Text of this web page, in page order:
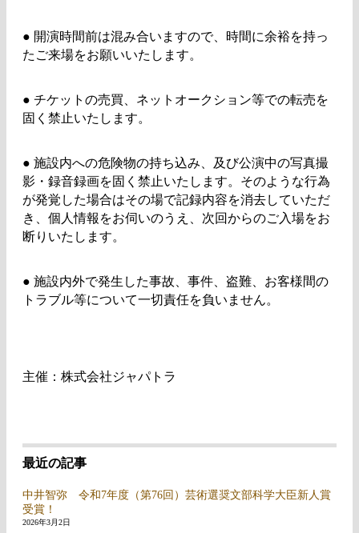
● 開演時間前は混み合いますので、時間に余裕を持っ
たご来場をお願いいたします。
● チケットの売買、ネットオークション等での転売を
固く禁止いたします。
● 施設内への危険物の持ち込み、及び公演中の写真撮
影・録音録画を固く禁止いたします。そのような行為
が発覚した場合はその場で記録内容を消去していただ
き、個人情報をお伺いのうえ、次回からのご入場をお
断りいたします。
● 施設内外で発生した事故、事件、盗難、お客様間の
トラブル等について一切責任を負いません。
主催：株式会社ジャパトラ
最近の記事
中井智弥 令和7年度（第76回）芸術選奨文部科学大臣新人賞
受賞！
2026年3月2日